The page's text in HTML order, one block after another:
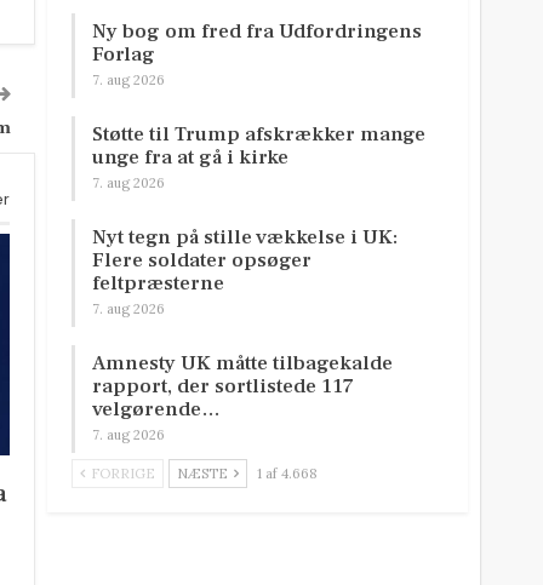
Ny bog om fred fra Udfordringens
Forlag
7. aug 2026
Støtte til Trump afskrækker mange
unge fra at gå i kirke
7. aug 2026
Nyt tegn på stille vækkelse i UK:
Flere soldater opsøger
feltpræsterne
7. aug 2026
Amnesty UK måtte tilbagekalde
rapport, der sortlistede 117
velgørende…
7. aug 2026
FORRIGE NÆSTE 1 af 4.668